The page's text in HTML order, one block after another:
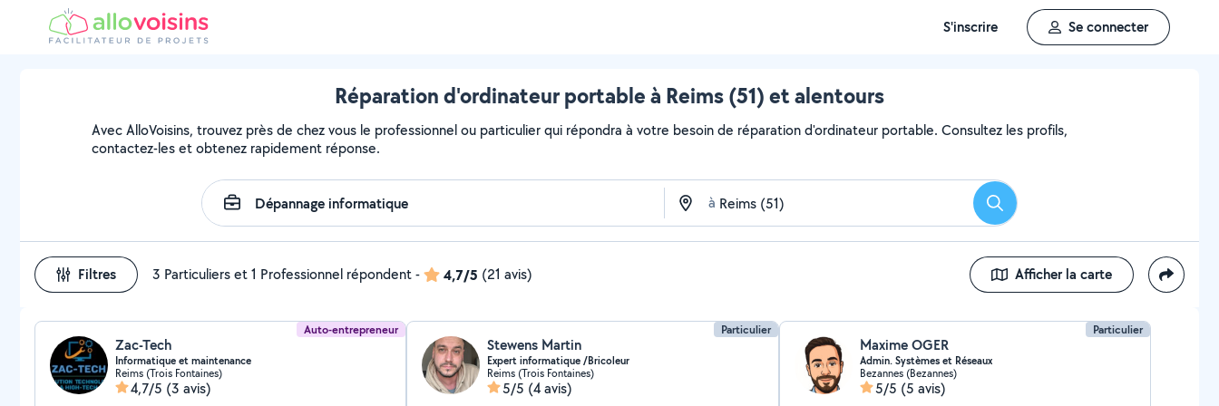
S'inscrire Se connecter
Réparation d'ordinateur portable à Reims (51) et alentours
Avec AlloVoisins, trouvez près de chez vous le professionnel ou particulier qui répondra à votre besoin de réparation d'ordinateur portable. Consultez les profils,
contactez-les et obtenez rapidement réponse.
à Rechercher
Filtres 3 Particuliers et 1 Professionnel répondent- 4,7/5 (21 avis) Afficher la carte
Auto-entrepreneur
Zac-Tech
Informatique et maintenance
Reims (Trois Fontaines)
4,7/5 (3 avis)
Particulier
Stewens Martin
Expert informatique /Bricoleur
Reims (Trois Fontaines)
5/5 (4 avis)
Particulier
Maxime OGER
Admin. Systèmes et Réseaux
Bezannes (Bezannes)
5/5 (5 avis)